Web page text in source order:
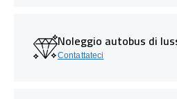
Noleggio autobus di
Contattateci